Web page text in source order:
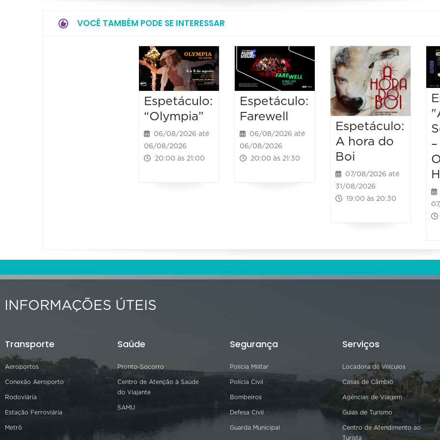
VOCÊ TAMBÉM PODE SE INTERESSAR
Espetáculo:
“Olympia”
06/08/2026 até
06/08/2026
20:00 às 21:00
Espetáculo:
Farewell
06/08/2026 até
06/08/2026
20:00 às 21:30
Espetáculo:
A hora do
Boi
07/08/2026 até
31/08/2026
19:00 às 20:30
INFORMAÇÕES ÚTEIS
Transporte
Aeroportos
Conexão Aeroporto
Rodoviária
Estação Ferroviária
Metrô
Saúde
Pronto-Socorro
Centro de Atenção à Saúde
do Viajante
SAMU
Segurança
Polícia Militar
Polícia Civil
Bombeiros
Defesa Civil
Guarda Municipal
Serviços
Locadora de Veículos
Casas de Câmbio
Agências de Viagem
Guias de Turismo
Centro de Atendimento ao
Turista